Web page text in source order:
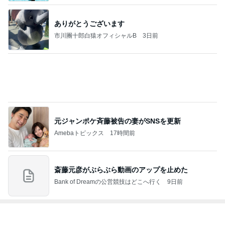
ありがとうございます
市川團十郎白猿オフィシャルB 3日前
元ジャンポケ斉藤被告の妻がSNSを更新
Amebaトピックス 17時間前
斎藤元彦がぶらぶら動画のアップを止めた
Bank of Dreamの公営競技はどこへ行く 9日前